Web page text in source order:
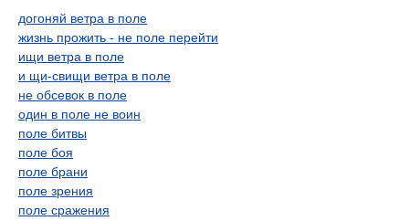
догоняй ветра в поле
жизнь прожить - не поле перейти
ищи ветра в поле
и щи-свищи ветра в поле
не обсевок в поле
один в поле не воин
поле битвы
поле боя
поле брани
поле зрения
поле сражения